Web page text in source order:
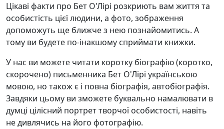
Цікаві факти про Бет О'Лірі розкриють вам життя та
особистість цієї людини, а фото, зображення
допоможуть ще ближче з нею познайомитись. А
тому ви будете по-інакшому сприймати книжки.
У нас ви можете читати коротку біографію (коротко,
скорочено) письменника Бет О'Лірі українською
мовою, но також є і повна біографія, автобіографія.
Завдяки цьому ви зможете буквально намалювати в
думці цілісний портрет творчої особистості, навіть
не дивлячись на його фотографію.